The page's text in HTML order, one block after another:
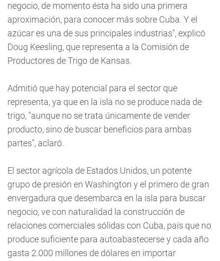
negocio, de momento ésta ha sido una primera
aproximación, para conocer más sobre Cuba. Y el
azúcar es una de sus principales industrias", explicó
Doug Keesling, que representa a la Comisión de
Productores de Trigo de Kansas.
Admitió que hay potencial para el sector que
representa, ya que en la isla no se produce nada de
trigo, "aunque no se trata únicamente de vender
producto, sino de buscar beneficios para ambas
partes", aclaró.
El sector agrícola de Estados Unidos, un potente
grupo de presión en Washington y el primero de gran
envergadura que desembarca en la isla para buscar
negocio, ve con naturalidad la construcción de
relaciones comerciales sólidas con Cuba, país que no
produce suficiente para autoabastecerse y cada año
gasta 2.000 millones de dólares en importar